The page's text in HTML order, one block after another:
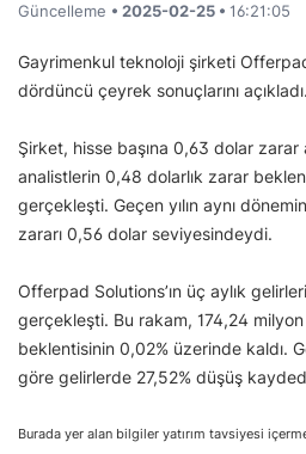
Güncelleme • 2025-02-25 • 16:21:05
Gayrimenkul teknoloji şirketi
dördüncü çeyrek sonuçlarını açıkladı.
Şirket, hisse başına 0,63 dolar zarar
analistlerin 0,48 dolarlık zarar
gerçekleşti. Geçen yılın aynı
zararı 0,56 dolar seviyesindeydi.
Offerpad Solutions’ın üç aylık
gerçekleşti. Bu rakam, 174,24 milyon
beklentisinin 0,02% üzerinde kaldı.
göre gelirlerde 27,52% düşüş
Burada yer alan bilgiler yatırım tavsiyesi